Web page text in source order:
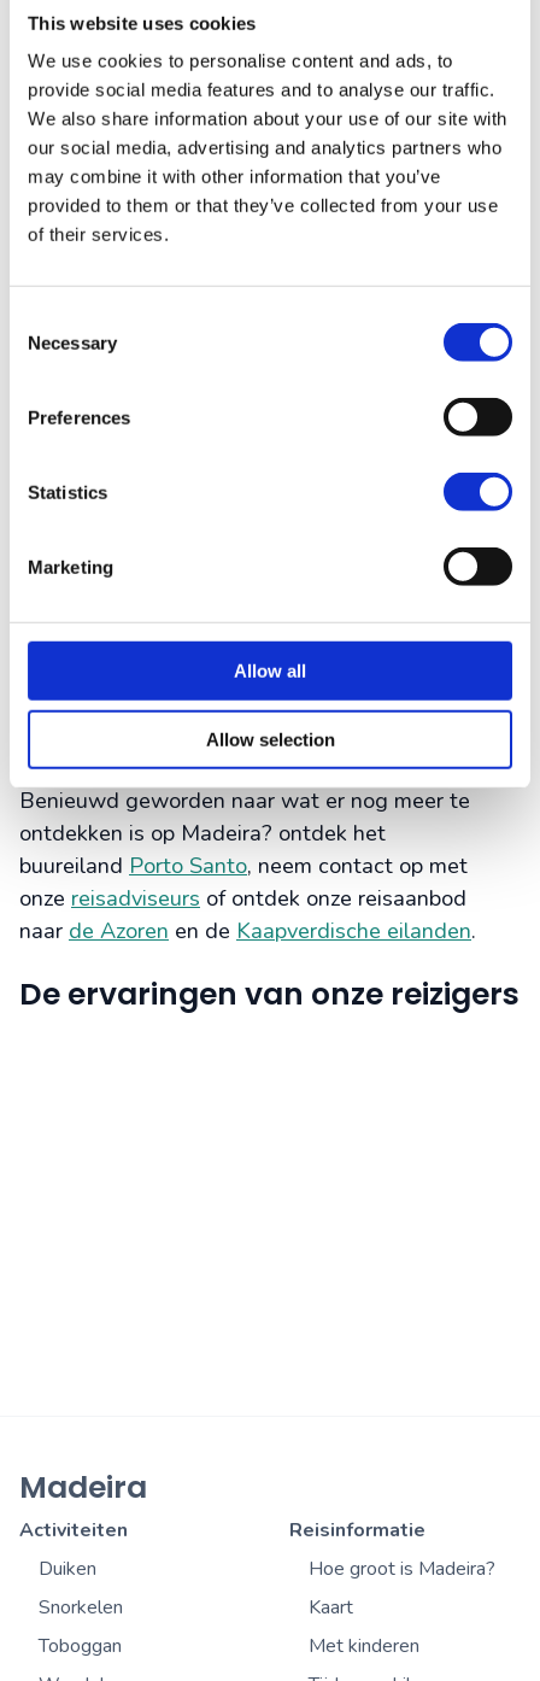
This website uses cookies
We use cookies to personalise content and ads, to
provide social media features and to analyse our traffic.
We also share information about your use of our site with
our social media, advertising and analytics partners who
may combine it with other information that you’ve
provided to them or that they’ve collected from your use
of their services.
Selection
Necessary
Preferences
Statistics
Marketing
Allow all
Allow selection
Bloemeneiland Madeira
botanical gardens in Madeira die de moeite waard
The Orchid Garden
met meer dan 50.000
De eeuwenoude drakenbloedbomen in
Dragon
Quinta das Cruzesmet een uitgebreide
kunstverzameling en exotische tuin
De 1700 verschillende rozensoorten vanQuinta
do Arco Rose Garden
Benieuwd geworden naar wat er nog meer te
ontdekken is op Madeira? ontdek het
buureiland Porto Santo, neem contact op met
onze reisadviseurs of ontdek onze reisaanbod
naar de Azoren en de Kaapverdische eilanden.
De ervaringen van onze reizigers
Madeira
Activiteiten
Duiken
Snorkelen
Toboggan
Reisinformatie
Hoe groot is Madeira?
Kaart
Met kinderen